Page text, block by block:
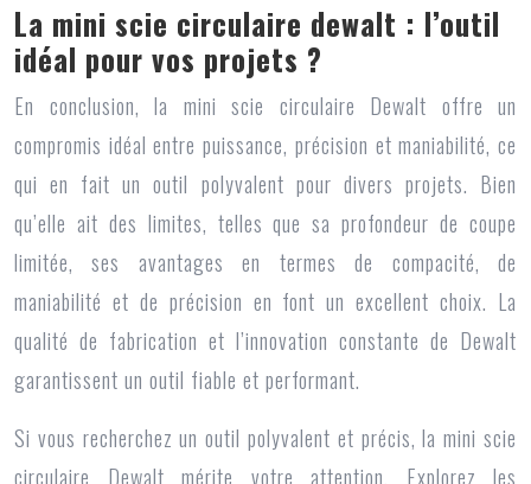
La mini scie circulaire dewalt : l’outil
idéal pour vos projets ?
En conclusion, la mini scie circulaire Dewalt offre un
compromis idéal entre puissance, précision et maniabilité, ce
qui en fait un outil polyvalent pour divers projets. Bien
qu’elle ait des limites, telles que sa profondeur de coupe
limitée, ses avantages en termes de compacité, de
maniabilité et de précision en font un excellent choix. La
qualité de fabrication et l’innovation constante de Dewalt
garantissent un outil fiable et performant.
Si vous recherchez un outil polyvalent et précis, lamini scie
circulaire Dewalt mérite votre attention. Explorez les